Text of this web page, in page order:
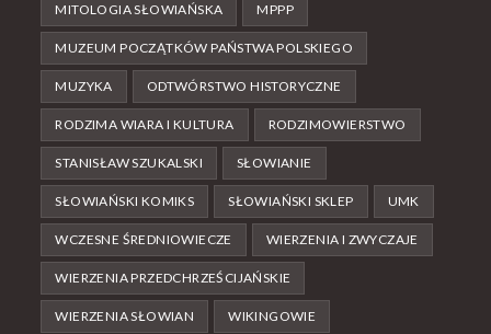
MITOLOGIA SŁOWIAŃSKA MPPP
MUZEUM POCZĄTKÓW PAŃSTWA POLSKIEGO
MUZYKA ODTWÓRSTWO HISTORYCZNE
RODZIMA WIARA I KULTURA RODZIMOWIERSTWO
STANISŁAW SZUKALSKI SŁOWIANIE
SŁOWIAŃSKI KOMIKS SŁOWIAŃSKI SKLEP UMK
WCZESNE ŚREDNIOWIECZE WIERZENIA I ZWYCZAJE
WIERZENIA PRZEDCHRZEŚCIJAŃSKIE
WIERZENIA SŁOWIAN WIKINGOWIE